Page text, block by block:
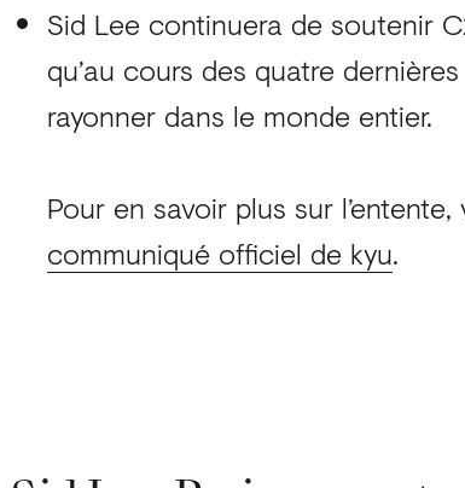
Sid Lee continuera de soutenir
qu’au cours des quatre
rayonner dans le monde entier.
Pour en savoir plus sur
communiqué officiel de kyu.